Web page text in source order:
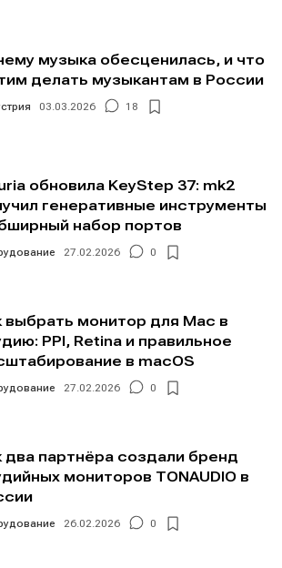
музыка обесценилась, и что
делать музыкантам в России
03.03.2026 18
обновила KeyStep 37: mk2
генеративные инструменты
набор портов
27.02.2026 0
выбрать монитор для Mac в
PPI, Retina и правильное
в macOS
27.02.2026 0
два партнёра создали бренд
мониторов TONAUDIO в
26.02.2026 0